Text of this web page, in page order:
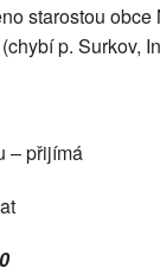
starostou
(chybí p. Surkov,
– přijímá